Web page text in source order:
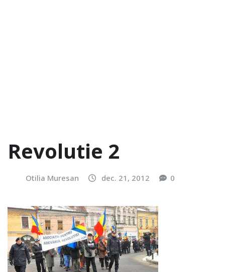
Revolutie 2
Otilia Muresan dec. 21, 2012 0